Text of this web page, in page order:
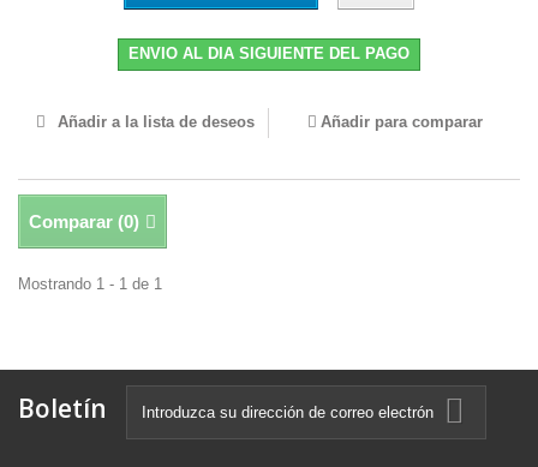
ENVIO AL DIA SIGUIENTE DEL PAGO
Añadir a la lista de deseos Añadir para comparar
Comparar (0)
Mostrando 1 - 1 de 1
Boletín